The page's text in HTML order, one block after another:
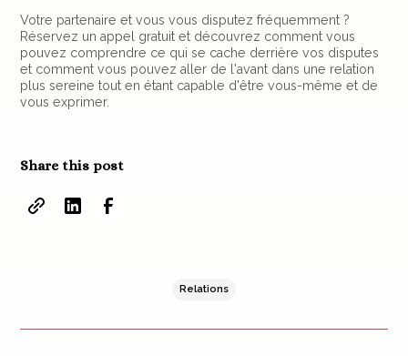
Votre partenaire et vous vous disputez fréquemment ?
Réservez un appel gratuit et découvrez comment vous
pouvez comprendre ce qui se cache derrière vos disputes
et comment vous pouvez aller de l'avant dans une relation
plus sereine tout en étant capable d'être vous-même et de
vous exprimer.
Share this post
Relations